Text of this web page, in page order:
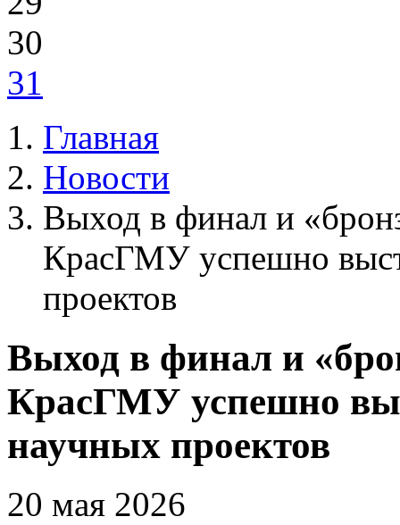
30
31
Главная
Новости
Выход в финал и
КрасГМУ успешно
проектов
Выход в финал и
КрасГМУ успешно
научных проектов
20 мая 2026